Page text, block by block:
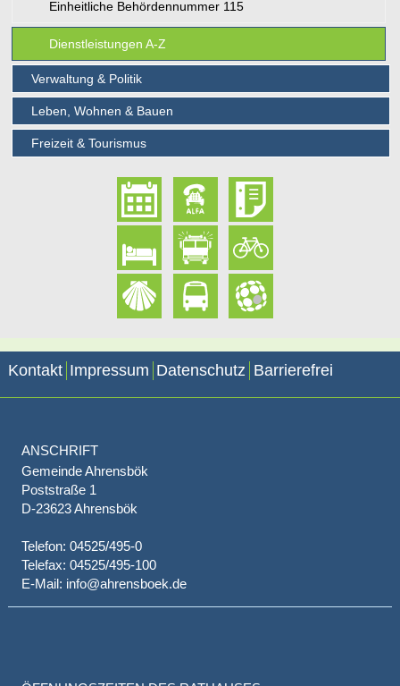
Einheitliche Behördennummer 115
Dienstleistungen A-Z
Verwaltung & Politik
Leben, Wohnen & Bauen
Freizeit & Tourismus
Kontakt Impressum Datenschutz Barrierefrei
ANSCHRIFT
Gemeinde Ahrensbök
Poststraße 1
D-23623 Ahrensbök
Telefon: 04525/495-0
Telefax: 04525/495-100
E-Mail: info@ahrensboek.de